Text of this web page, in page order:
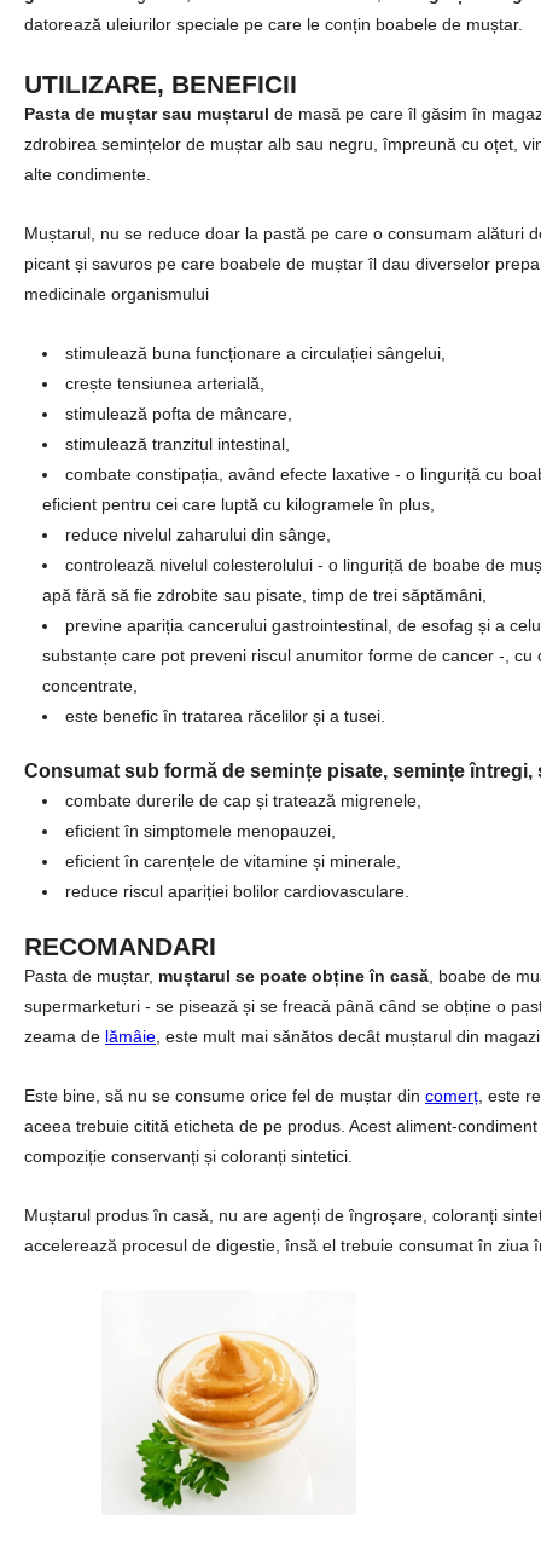
datorează uleiurilor speciale pe care le conțin boabele de muștar.
UTILIZARE, BENEFICII
Pasta de muștar sau muștarul de masă pe care îl găsim în
zdrobirea semințelor de muștar alb sau negru, împreună cu oțet,
alte condimente.
Muștarul, nu se reduce doar la pastă pe care o consumam alături
picant și savuros pe care boabele de muștar îl dau diverselor
medicinale organismului
stimulează buna funcționare a circulației sângelui,
crește tensiunea arterială,
stimulează pofta de mâncare,
stimulează tranzitul intestinal,
combate constipația, având efecte laxative - o linguriță cu
eficient pentru cei care luptă cu kilogramele în plus,
reduce nivelul zaharului din sânge,
controlează nivelul colesterolului - o linguriță de boabe de
apă fără să fie zdrobite sau pisate, timp de trei săptămâni,
previne apariția cancerului gastrointestinal, de esofag și a
substanțe care pot preveni riscul anumitor forme de cancer -,
concentrate,
este benefic în tratarea răcelilor și a tusei.
Consumat sub formă de semințe pisate, semințe întregi,
combate durerile de cap și tratează migrenele,
eficient în simptomele menopauzei,
eficient în carențele de vitamine și minerale,
reduce riscul apariției bolilor cardiovasculare.
RECOMANDARI
Pasta de muștar, muștarul se poate obține în casă , boabe de
supermarketuri - se pisează și se freacă până când se obține o
zeama de lămâie , este mult mai sănătos decât muștarul din
Este bine, să nu se consume orice fel de muștar din comerț , este
aceea trebuie citită eticheta de pe produs. Acest aliment-
compoziție conservanți și coloranți sintetici.
Muștarul produs în casă, nu are agenți de îngroșare, coloranți
accelerează procesul de digestie, însă el trebuie consumat în ziua